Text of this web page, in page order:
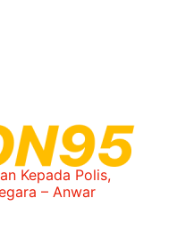
Kepada Polis,
– Anwar